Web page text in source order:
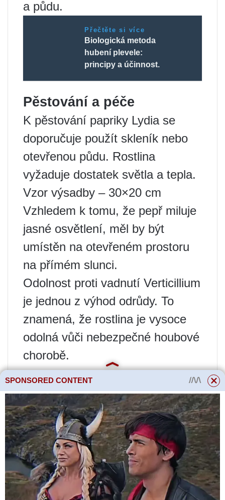
a půdu.
Přečtěte si více
Biologická metoda
hubení plevele:
principy a účinnost.
Pěstování a péče
K pěstování papriky Lydia se
doporučuje použít skleník nebo
otevřenou půdu. Rostlina
vyžaduje dostatek světla a tepla.
Vzor výsadby – 30×20 cm
Vzhledem k tomu, že pepř miluje
jasné osvětlení, měl by být
umístěn na otevřeném prostoru
na přímém slunci.
Odolnost proti vadnutí Verticillium
je jednou z výhod odrůdy. To
znamená, že rostlina je vysoce
odolná vůči nebezpečné houbové
chorobě.
SPONSORED CONTENT